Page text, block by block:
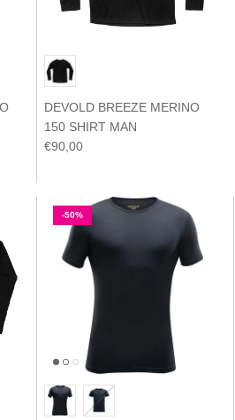
DEVOLD BREEZE MERINO
150 SHIRT MAN
€90,00
-50%